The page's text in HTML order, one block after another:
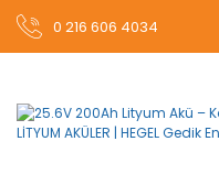
0 216 606 4034